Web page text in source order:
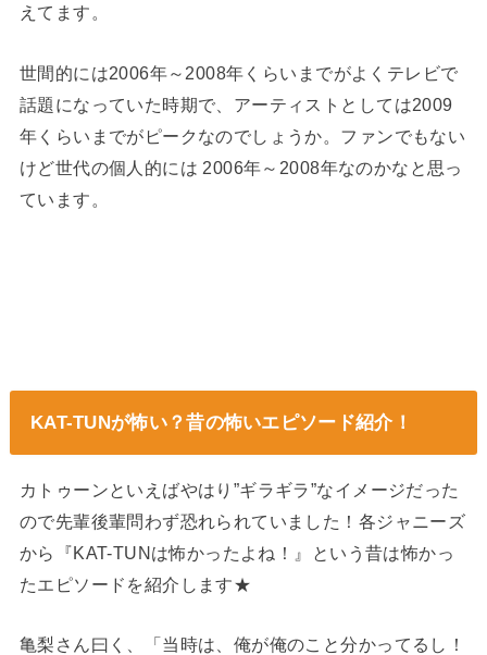
えてます。
世間的には2006年～2008年くらいまでがよくテレビで
話題になっていた時期で、アーティストとしては2009
年くらいまでがピークなのでしょうか。ファンでもない
けど世代の個人的には 2006年～2008年なのかなと思っ
ています。
KAT-TUNが怖い？昔の怖いエピソード紹介！
カトゥーンといえばやはり”ギラギラ”なイメージだった
ので先輩後輩問わず恐れられていました！各ジャニーズ
から『KAT-TUNは怖かったよね！』という昔は怖かっ
たエピソードを紹介します★
亀梨さん曰く、「当時は、俺が俺のこと分かってるし！